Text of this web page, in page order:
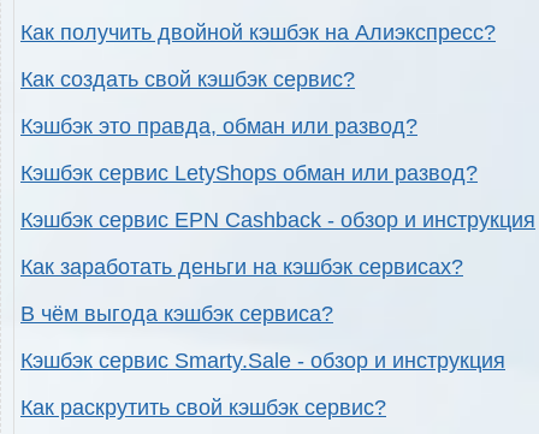
Как получить двойной кэшбэк на Алиэкспресс?
Как создать свой кэшбэк сервис?
Кэшбэк это правда, обман или развод?
Кэшбэк сервис LetyShops обман или развод?
Кэшбэк сервис EPN Cashback - обзор и инструкция
Как заработать деньги на кэшбэк сервисах?
В чём выгода кэшбэк сервиса?
Кэшбэк сервис Smarty.Sale - обзор и инструкция
Как раскрутить свой кэшбэк сервис?